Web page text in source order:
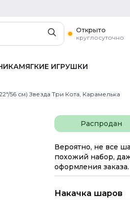
Открыто
круглосуточно
МЯГКИЕ ИГРУШКИ
56 см) Звезда Три Кота, Карамелька
Распродан
Вероятно, не все
похожий набор,
оформления заказа.
Накачка шаров